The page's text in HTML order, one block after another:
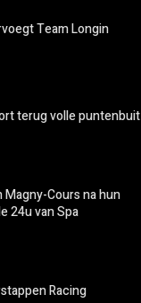
Team Longin
terug volle puntenbuit
Cours na hun
24u van Spa
Racing